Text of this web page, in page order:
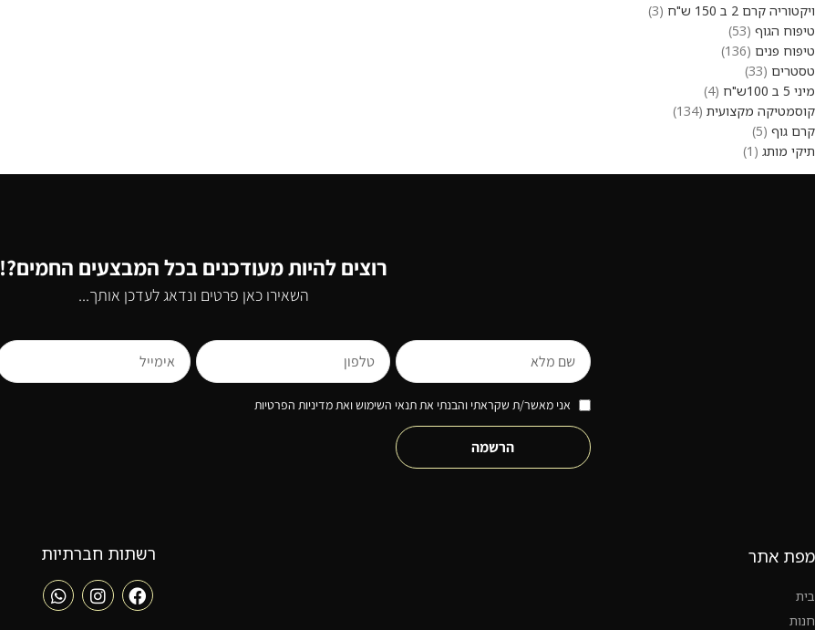
ויקטוריה קרם 2 ב 150 ש"ח
3
טיפוח הגוף 53
טיפוח פנים 136
טסטרים 33
מיני 5 ב 100ש"ח
4
קוסמטיקה מקצועית 134
קרם גוף 5
תיקי מותג
1
רוצים להיות מעודכנים בכל המבצעים החמים?!
השאירו כאן פרטים ונדאג לעדכן אותך...
אני מאשר/ת שקראתי והבנתי את תנאי השימוש ואת מדיניות הפרטיות
הרשמה
מפת אתר
בית
חנות
רשתות חברתיות